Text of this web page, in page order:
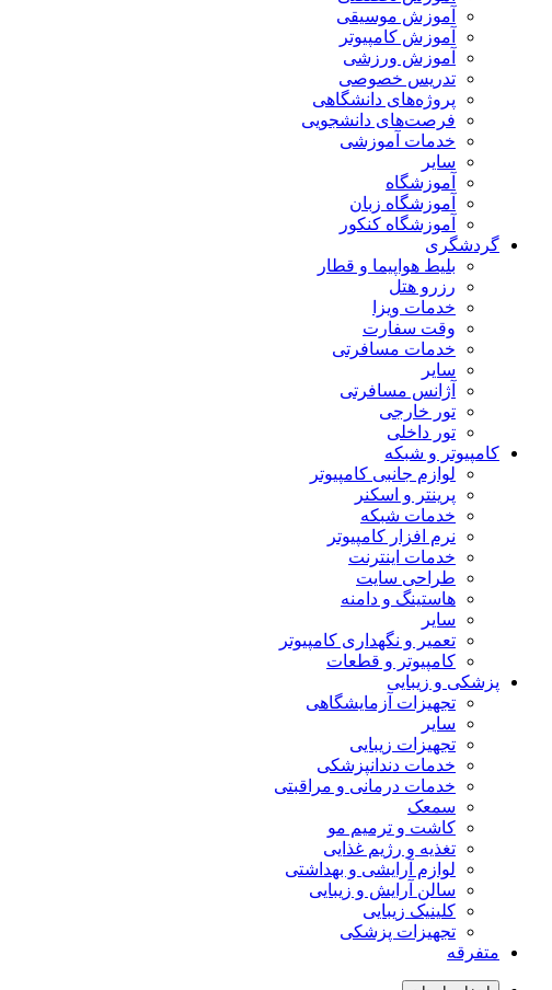
آموزش موسیقی
آموزش کامپیوتر
آموزش ورزشی
تدریس خصوصی
پروژه‌های دانشگاهی
فرصت‌های دانشجویی
خدمات آموزشی
سایر
آموزشگاه
آموزشگاه زبان
آموزشگاه کنکور
گردشگری
بلیط هواپیما و قطار
رزرو هتل
خدمات ویزا
وقت سفارت
خدمات مسافرتی
سایر
آژانس مسافرتی
تور خارجی
تور داخلی
کامپیوتر و شبکه
لوازم جانبی کامپیوتر
پرینتر و اسکنر
خدمات شبکه
نرم افزار کامپیوتر
خدمات اینترنت
طراحی سایت
هاستینگ و دامنه
سایر
تعمیر و نگهداری کامپیوتر
کامپیوتر و قطعات
پزشکی و زیبایی
تجهیزات آزمایشگاهی
سایر
تجهیزات زیبایی
خدمات دندانپزشکی
خدمات درمانی و مراقبتی
سمعک
کاشت و ترمیم مو
تغذیه و رژیم غذایی
لوازم آرایشی و بهداشتی
سالن آرایش و زیبایی
کلینیک زیبایی
تجهیزات پزشکی
متفرقه